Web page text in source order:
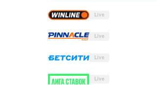
Live
Live
Live
Live